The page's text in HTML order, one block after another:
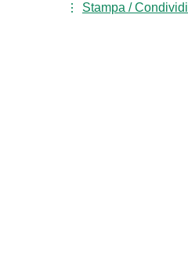
Stampa / Condividi